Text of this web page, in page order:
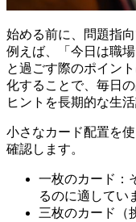
始める前に、問題指
例えば、「今日は職
と過ごす際のポイン
化することで、毎日
ヒントを長期的な生
小さなカード配置を
確認します。
一枚のカード：
るのに適してい
三枚のカード（